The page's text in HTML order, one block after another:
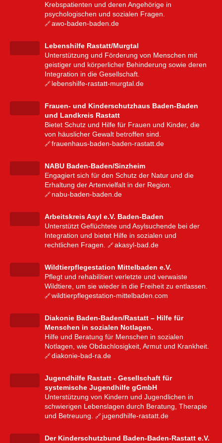
Krebspatienten und deren Angehörige in
psychologischen und sozialen Fragen.
awo-baden-baden.de
Lebenshilfe Rastatt/Murgtal
Unterstützung und Förderung von Menschen mit
geistiger und körperlicher Behinderung sowie deren
Integration in die Gesellschaft.
lebenshilfe-rastatt-murgtal.de
Frauen- und Kinderschutzhaus Baden-Baden
und Landkreis Rastatt
Bietet Schutz und Hilfe für Frauen und Kinder, die
von häuslicher Gewalt betroffen sind.
frauenhaus-baden-baden-rastatt.de
NABU Baden-Baden/Sinzheim
Engagiert sich für den Schutz der Natur und die
Erhaltung der Artenvielfalt in der Region.
nabu-baden-baden.de
Arbeitskreis Asyl e.V. Baden-Baden
Unterstützt Geflüchtete und Asylsuchende bei der
Integration und bietet Hilfe in sozialen und
rechtlichen Fragen.
akasyl-bad.de
Wildtierpflegestation Mittelbaden e.V.
Pflegt und rehabilitiert verletzte und verwaiste
Wildtiere, um sie wieder in die Freiheit zu entlassen.
wildtierpflegestation-mittelbaden.com
Diakonie Baden-Baden/Rastatt – Hilfe für
Menschen in sozialen Notlagen.
Hilfe und Beratung für Menschen in sozialen
Notlagen, wie Obdachlosigkeit, Armut und Krankheit.
diakonie-bad-ra.de
Jugendhilfe Rastatt - Gesellschaft für
systemische Jugendhilfe gGmbH
Unterstützung von Kindern und Jugendlichen in
schwierigen Lebenslagen durch Beratung, Therapie
und Betreuung.
jugendhilfe-rastatt.de
Der Kinderschutzbund Baden-Baden-Rastatt e.V.